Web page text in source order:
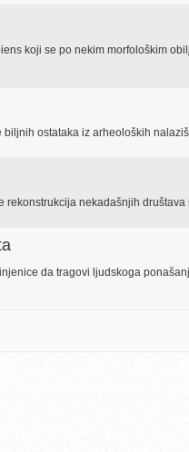
koji se po nekim morfološkim
ostataka iz arheoloških
rekonstrukcija nekadašnjih
da tragovi ljudskoga